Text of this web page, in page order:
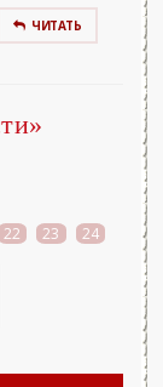
ЧИТАТЬ
22 23 24